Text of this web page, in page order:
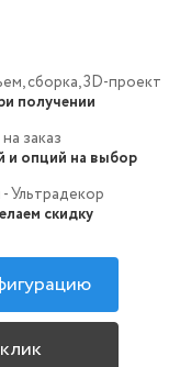
сборка, 3D-проект
получении
заказ
и опций на выбор
Ультрадекор
скидку